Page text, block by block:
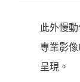
此外慢
專業影
呈現。